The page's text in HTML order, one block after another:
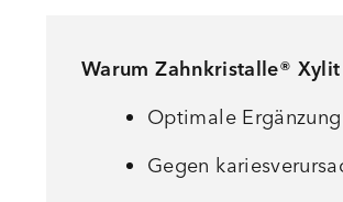
Warum Zahnkristalle®
Optimale
Gegen